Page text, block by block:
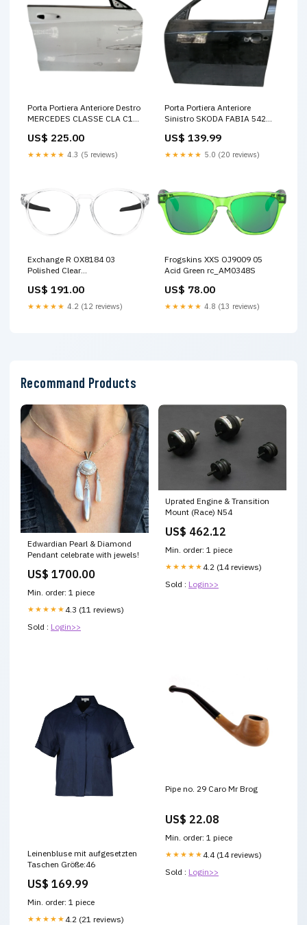
Porta Portiera Anteriore Destro
MERCEDES CLASSE CLA C117
US$ 225.00
★★★★★ 4.3 (5 reviews)
Porta Portiera Anteriore
Sinistro SKODA FABIA 542
US$ 139.99
★★★★★ 5.0 (20 reviews)
Exchange R OX8184 03
Polished Clear
US$ 191.00
★★★★★ 4.2 (12 reviews)
Frogskins XXS OJ9009 05
Acid Green rc_AM0348S
US$ 78.00
★★★★★ 4.8 (13 reviews)
Recommand Products
Edwardian Pearl & Diamond
Pendant celebrate with jewels!
US$ 1700.00
Min. order: 1 piece
★★★★★ 4.3 (11 reviews)
Sold : Login>>
Uprated Engine & Transition
Mount (Race) N54
US$ 462.12
Min. order: 1 piece
★★★★★ 4.2 (14 reviews)
Sold : Login>>
Leinenbluse mit aufgesetzten
Taschen Größe:46
US$ 169.99
Min. order: 1 piece
★★★★★ 4.2 (21 reviews)
Pipe no. 29 Caro Mr Brog
US$ 22.08
Min. order: 1 piece
★★★★★ 4.4 (14 reviews)
Sold : Login>>